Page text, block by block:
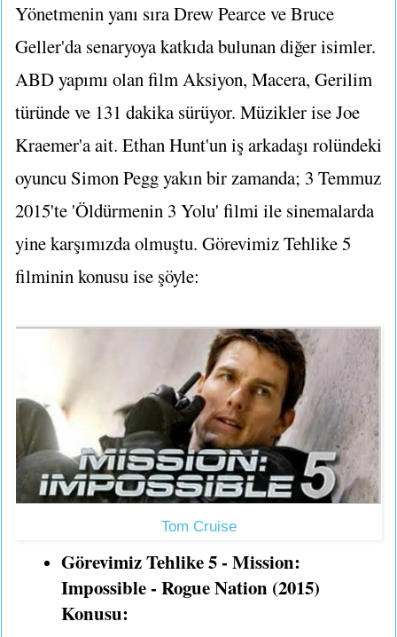
Yönetmenin yanı sıra Drew Pearce ve Bruce
Geller'da senaryoya katkıda bulunan diğer isimler.
ABD yapımı olan film Aksiyon, Macera, Gerilim
türünde ve 131 dakika sürüyor. Müzikler ise Joe
Kraemer'a ait. Ethan Hunt'un iş arkadaşı rolündeki
oyuncu Simon Pegg yakın bir zamanda; 3 Temmuz
2015'te 'Öldürmenin 3 Yolu' filmi ile sinemalarda
yine karşımızda olmuştu. Görevimiz Tehlike 5
filminin konusu ise şöyle:
Tom Cruise
Görevimiz Tehlike 5 - Mission:
Impossible - Rogue Nation (2015)
Konusu: